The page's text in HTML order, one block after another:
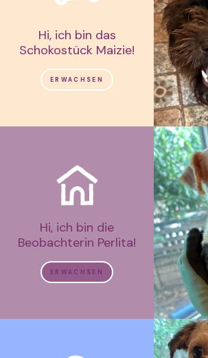
Hi, ich bin das
Schokostück Maizie!
ERWACHSEN
Hi, ich bin die
Beobachterin Perlita!
ERWACHSEN